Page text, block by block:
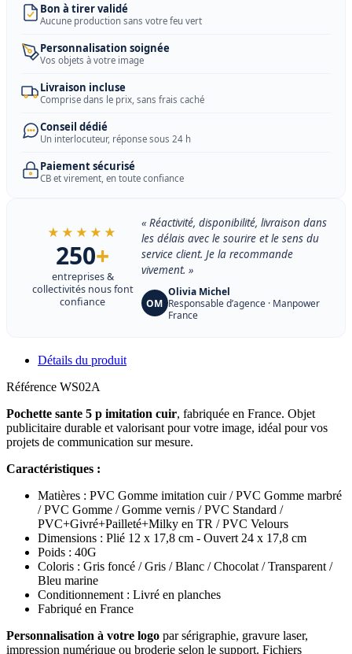
Bon à tirer validé
Aucune production sans votre feu vert
Personnalisation soignée
Vos objets à votre image
Livraison incluse
Comprise dans le prix, sans frais caché
Conseil dédié
Un interlocuteur, réponse sous 24 h
Paiement sécurisé
CB et virement, en toute confiance
★★★★★
250+
entreprises &
collectivités nous font
confiance
« Réactivité, disponibilité, livraison dans
les délais avec le sourire et le sens du
service client. Je la recommande
vivement. »
OM
Olivia Michel
Responsable d’agence · Manpower
France
Détails du produit
Référence WS02A
Pochette sante 5 p imitation cuir, fabriquée en France. Objet
publicitaire durable et valorisant pour votre image, idéal pour vos
projets de communication sur mesure.
Caractéristiques :
Matières : PVC Gomme imitation cuir / PVC Gomme marbré
/ PVC Gomme / Gomme vernis / PVC Standard /
PVC+Givré+Pailleté+Milky en TR / PVC Velours
Dimensions : Plié 12 x 17,8 cm - Ouvert 24 x 17,8 cm
Poids : 40G
Coloris : Gris foncé / Gris / Blanc / Chocolat / Transparent /
Bleu marine
Conditionnement : Livré en planches
Fabriqué en France
Personnalisation à votre logo par sérigraphie, gravure laser,
impression numérique ou broderie selon le support. Fichiers